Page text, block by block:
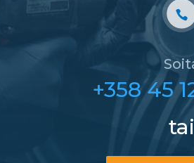
+358 45
tai